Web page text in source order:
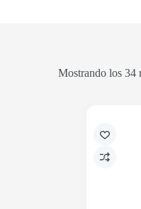
Mostrando los 34